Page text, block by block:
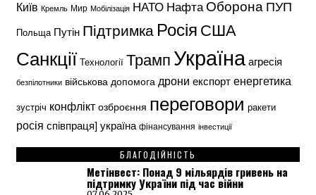
Київ Кремль Мир Мобілізація НАТО НафтаОборона ПУП
Польща Путін Підтримка РосіяСША
Санкції Технології ТрампУкраїнаагресія
безпілотники військова допомога дрони експорт енергетика
зустріч конфлікт озброєння переговори ракети
росія співпраця] україна фінансування інвестиції
БЛАГОДІЙНІСТЬ
Метінвест: Понад 9 мільярдів гривень на
підтримку України під час війни